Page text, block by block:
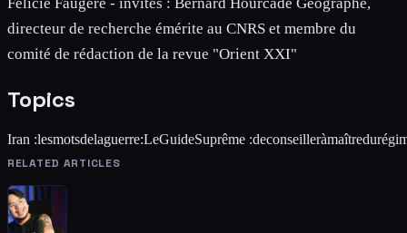
directeur de recherche émérite au CNRS et membre du
comité de rédaction de la revue "Orient XXI"
Topics
Iran :lesmotsdelaguerre:LeGuideSuprême :deconseilleràmaîtredu
RELATED ARTICLES